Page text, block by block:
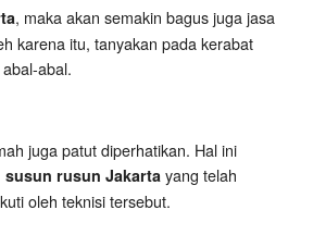
, maka akan semakin bagus juga jasa
karena itu, tanyakan pada kerabat
abal.
juga patut diperhatikan. Hal ini
rusun Jakarta yang telah
oleh teknisi tersebut.